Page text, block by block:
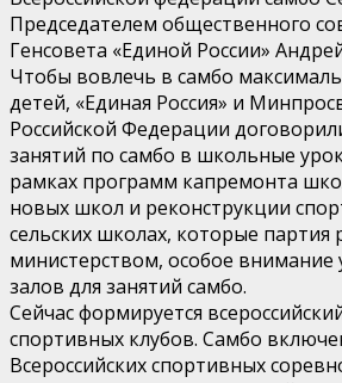
Председателем общественного
Генсовета «Единой России»
Чтобы вовлечь в самбо
детей, «Единая Россия» и
Российской Федерации
занятий по самбо в школьные
рамках программ капремонта
новых школ и реконструкции
сельских школах, которые партия
министерством, особое
залов для занятий самбо.
Сейчас формируется
спортивных клубов. Самбо
Всероссийских спортивных